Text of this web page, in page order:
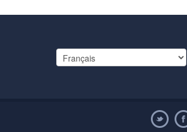
Choisir
une